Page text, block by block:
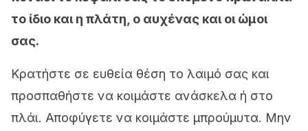
το ίδιο και η πλάτη, ο αυχένας και οι ώμοι
σας.
Κρατήστε σε ευθεία θέση το λαιμό σας και
προσπαθήστε να κοιμάστε ανάσκελα ή στο
πλάι. Αποφύγετε να κοιμάστε μπρούμυτα. Μην